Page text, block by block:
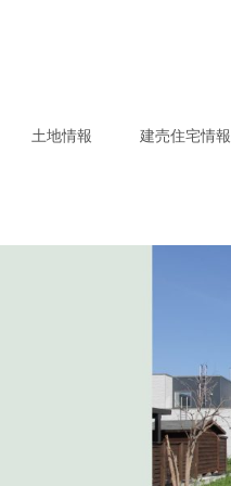
土地情報 建売住宅情報